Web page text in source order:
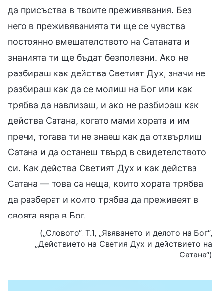
да присъства в твоите преживявания. Без
него в преживяванията ти ще се чувства
постоянно вмешателството на Сатаната и
знанията ти ще бъдат безполезни. Ако не
разбираш как действа Светият Дух, значи не
разбираш как да се молиш на Бог или как
трябва да навлизаш, и ако не разбираш как
действа Сатана, когато мами хората и им
пречи, тогава ти не знаеш как да отхвърлиш
Сатана и да останеш твърд в свидетелството
си. Как действа Светият Дух и как действа
Сатана — това са неща, които хората трябва
да разберат и които трябва да преживеят в
своята вяра в Бог.
(„Словото“, Т.1, „Явяването и делото на Бог“,
„Действието на Светия Дух и действието на
Сатана“)